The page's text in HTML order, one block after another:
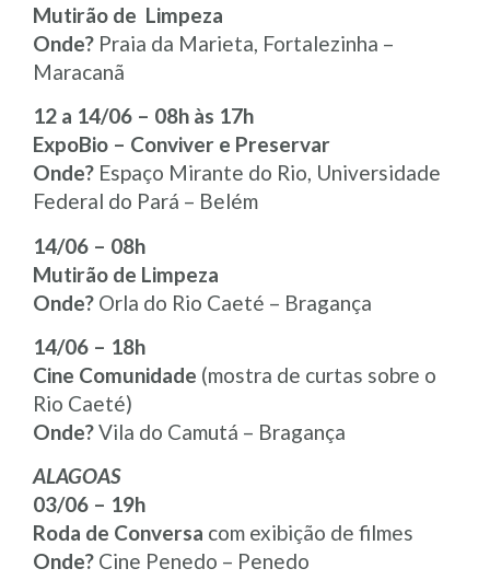
Mutirão de Limpeza
Onde? Praia da Marieta, Fortalezinha –
Maracanã
12 a 14/06 – 08h às 17h
ExpoBio – Conviver e Preservar
Onde? Espaço Mirante do Rio, Universidade
Federal do Pará – Belém
14/06 – 08h
Mutirão de Limpeza
Onde? Orla do Rio Caeté – Bragança
14/06 – 18h
Cine Comunidade (mostra de curtas sobre o
Rio Caeté)
Onde?Vila do Camutá – Bragança
ALAGOAS
03/06 – 19h
Roda de Conversa com exibição de filmes
Onde? Cine Penedo – Penedo